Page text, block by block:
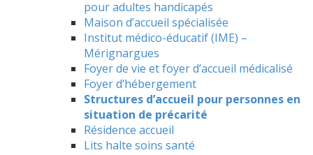
pour adultes handicapés
Maison d’accueil spécialisée
Institut médico-éducatif (IME) –
Mérignargues
Foyer de vie et foyer d’accueil médicalisé
Foyer d’hébergement
Structures d’accueil pour personnes en
situation de précarité
Résidence accueil
Lits halte soins santé